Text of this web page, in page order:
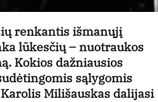
renkantis išmanųjį
lūkesčių – nuotraukos
Kokios dažniausios
sąlygomis
Milišauskas dalijasi